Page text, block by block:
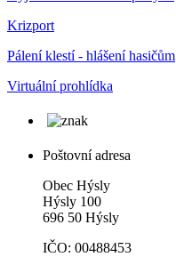
Krizport
Pálení klestí - hlášení hasičům
Virtuální prohlídka
Poštovní adresa
Obec Hýsly
Hýsly 100
696 50 Hýsly
IČO: 00488453